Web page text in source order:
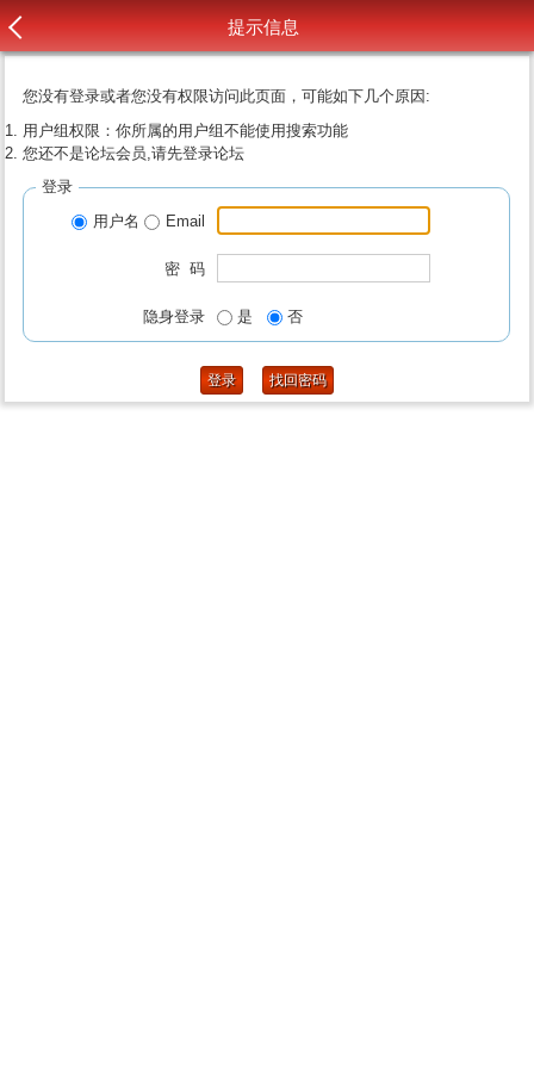
提示信息
您没有登录或者您没有权限访问此页面，可能如下几个原因:
用户组权限：你所属的用户组不能使用搜索功能
您还不是论坛会员,请先登录论坛
登录
用户名
Email
密 码
隐身登录 是 否